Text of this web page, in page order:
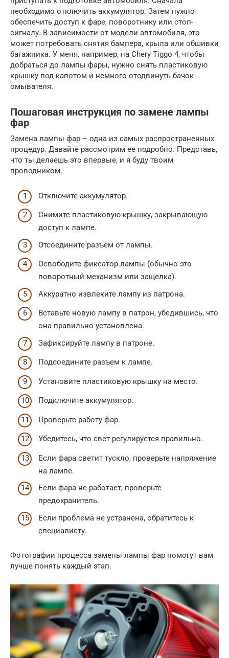
необходимо отключить аккумулятор. Затем нужно
обеспечить доступ к фаре, поворотнику или стоп-
сигналу. В зависимости от модели автомобиля, это
может потребовать снятия бампера, крыла или обшивки
багажника. У меня, например, на Chery Tiggo 4, чтобы
добраться до лампы фары, нужно снять пластиковую
крышку под капотом и немного отодвинуть бачок
омывателя.
Пошаговая инструкция по замене лампы
фар
Замена лампы фар – одна из самых распространенных
процедур. Давайте рассмотрим ее подробно. Представь,
что ты делаешь это впервые, и я буду твоим
проводником.
Отключите аккумулятор.
Снимите пластиковую крышку, закрывающую
доступ к лампе.
Отсоедините разъем от лампы.
Освободите фиксатор лампы (обычно это
поворотный механизм или защелка).
Аккуратно извлеките лампу из патрона.
Вставьте новую лампу в патрон, убедившись, что
она правильно установлена.
Зафиксируйте лампу в патроне.
Подсоедините разъем к лампе.
Установите пластиковую крышку на место.
Подключите аккумулятор.
Проверьте работу фар.
Убедитесь, что свет регулируется правильно.
Если фара светит тускло, проверьте напряжение
на лампе.
Если фара не работает, проверьте
предохранитель.
Если проблема не устранена, обратитесь к
специалисту.
Фотографии процесса замены лампы фар помогут вам
лучше понять каждый этап.